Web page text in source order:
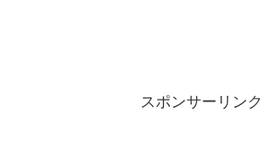
スポンサーリンク